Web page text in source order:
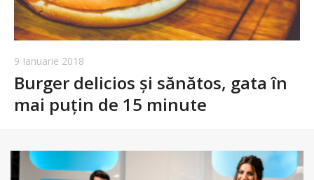
9 Ianuarie 2018
Burger delicios și sănătos, gata în
mai puțin de 15 minute